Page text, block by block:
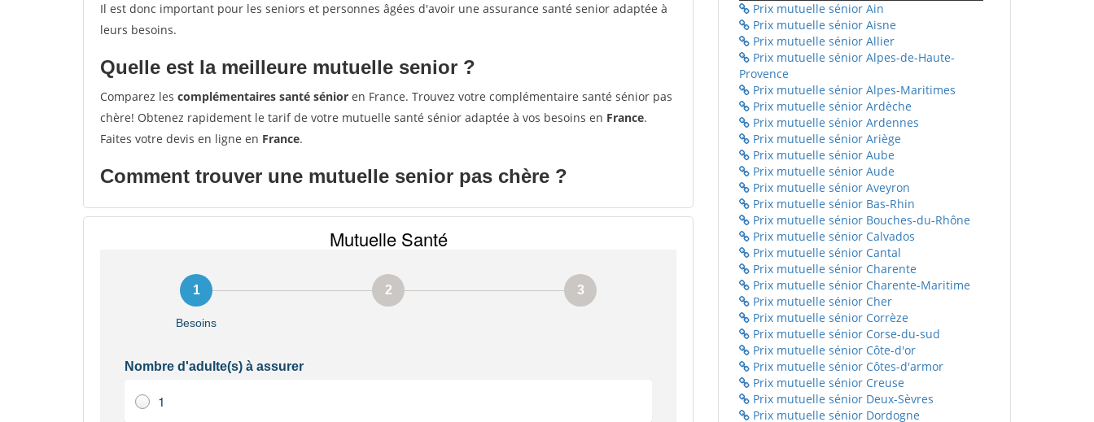
Il est donc important pour les seniors et personnes âgées d'avoir une assurance santé senior adaptée à
leurs besoins.
Quelle est la meilleure mutuelle senior ?
Comparez les complémentaires santé sénior en France. Trouvez votre complémentaire santé sénior pas
chère! Obtenez rapidement le tarif de votre mutuelle santé sénior adaptée à vos besoins en France.
Faites votre devis en ligne en France.
Comment trouver une mutuelle senior pas chère ?
Prix mutuelle sénior Ain
Prix mutuelle sénior Aisne
Prix mutuelle sénior Allier
Prix mutuelle sénior Alpes-de-Haute-
Provence
Prix mutuelle sénior Alpes-Maritimes
Prix mutuelle sénior Ardèche
Prix mutuelle sénior Ardennes
Prix mutuelle sénior Ariège
Prix mutuelle sénior Aube
Prix mutuelle sénior Aude
Prix mutuelle sénior Aveyron
Prix mutuelle sénior Bas-Rhin
Prix mutuelle sénior Bouches-du-Rhône
Prix mutuelle sénior Calvados
Prix mutuelle sénior Cantal
Prix mutuelle sénior Charente
Prix mutuelle sénior Charente-Maritime
Prix mutuelle sénior Cher
Prix mutuelle sénior Corrèze
Prix mutuelle sénior Corse-du-sud
Prix mutuelle sénior Côte-d'or
Prix mutuelle sénior Côtes-d'armor
Prix mutuelle sénior Creuse
Prix mutuelle sénior Deux-Sèvres
Prix mutuelle sénior Dordogne